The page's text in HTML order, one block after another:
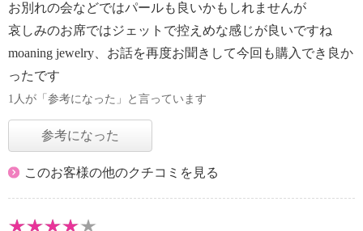
お別れの会などではパールも良いかもしれませんが
哀しみのお席ではジェットで控えめな感じが良いですね
moaning jewelry、お話を再度お聞きして今回も購入でき良か
ったです
1人が「参考になった」と言っています
参考になった
このお客様の他のクチコミを見る